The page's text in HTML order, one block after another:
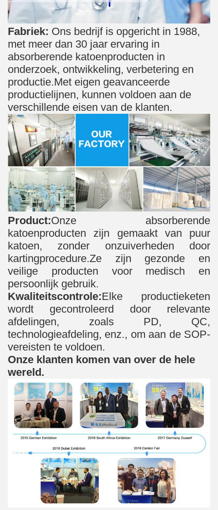
Fabriek: Ons bedrijf is opgericht in 1988,
met meer dan 30 jaar ervaring in
absorberende katoenproducten in
onderzoek, ontwikkeling, verbetering en
productie.Met eigen geavanceerde
productielijnen, kunnen voldoen aan de
verschillende eisen van de klanten.
Product:Onze absorberende
katoenproducten zijn gemaakt van puur
katoen, zonder onzuiverheden door
kartingprocedure.Ze zijn gezonde en
veilige producten voor medisch en
persoonlijk gebruik.
Kwaliteitscontrole:Elke productieketen
wordt gecontroleerd door relevante
afdelingen, zoals PD, QC,
technologieafdeling, enz., om aan de SOP-
vereisten te voldoen.
Onze klanten komen van over de hele
wereld.